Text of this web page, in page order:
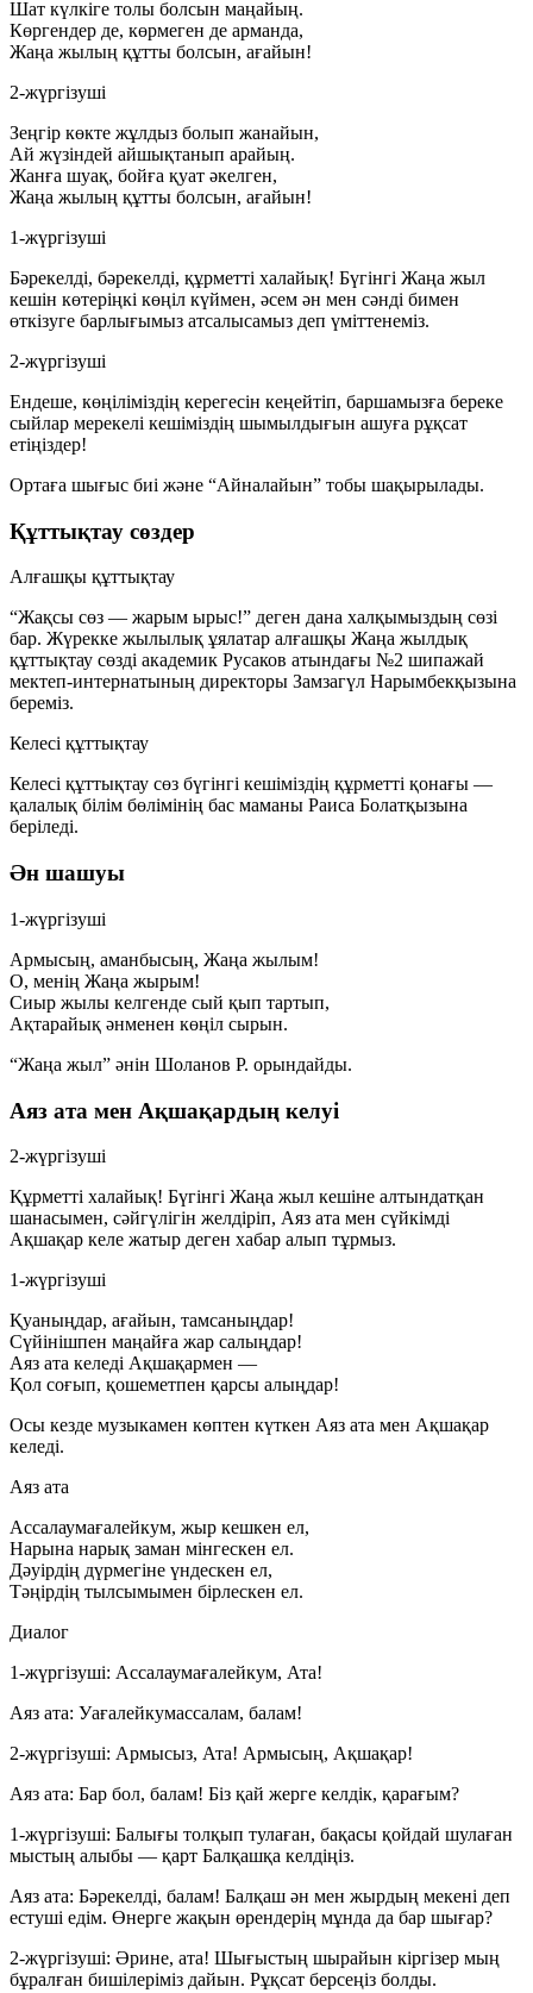
Шат күлкіге толы болсын маңайың.
Көргендер де, көрмеген де арманда,
Жаңа жылың құтты болсын, ағайын!
2-жүргізуші
Зеңгір көкте жұлдыз болып жанайын,
Ай жүзіндей айшықтанып арайың.
Жанға шуақ, бойға қуат әкелген,
Жаңа жылың құтты болсын, ағайын!
1-жүргізуші
Бәрекелді, бәрекелді, құрметті халайық! Бүгінгі Жаңа жыл
кешін көтеріңкі көңіл күймен, әсем ән мен сәнді бимен
өткізуге барлығымыз атсалысамыз деп үміттенеміз.
2-жүргізуші
Ендеше, көңіліміздің керегесін кеңейтіп, баршамызға береке
сыйлар мерекелі кешіміздің шымылдығын ашуға рұқсат
етіңіздер!
Ортаға шығыс биі және “Айналайын” тобы шақырылады.
Құттықтау сөздер
Алғашқы құттықтау
“Жақсы сөз — жарым ырыс!” деген дана халқымыздың сөзі
бар. Жүрекке жылылық ұялатар алғашқы Жаңа жылдық
құттықтау сөзді академик Русаков атындағы №2 шипажай
мектеп-интернатының директоры Замзагүл Нарымбекқызына
береміз.
Келесі құттықтау
Келесі құттықтау сөз бүгінгі кешіміздің құрметті қонағы —
қалалық білім бөлімінің бас маманы Раиса Болатқызына
беріледі.
Ән шашуы
1-жүргізуші
Армысың, аманбысың, Жаңа жылым!
О, менің Жаңа жырым!
Сиыр жылы келгенде сый қып тартып,
Ақтарайық әнменен көңіл сырын.
“Жаңа жыл” әнін Шоланов Р. орындайды.
Аяз ата мен Ақшақардың келуі
2-жүргізуші
Құрметті халайық! Бүгінгі Жаңа жыл кешіне алтындатқан
шанасымен, сәйгүлігін желдіріп, Аяз ата мен сүйкімді
Ақшақар келе жатыр деген хабар алып тұрмыз.
1-жүргізуші
Қуаныңдар, ағайын, тамсаныңдар!
Сүйінішпен маңайға жар салыңдар!
Аяз ата келеді Ақшақармен —
Қол соғып, қошеметпен қарсы алыңдар!
Осы кезде музыкамен көптен күткен Аяз ата мен Ақшақар
келеді.
Аяз ата
Ассалаумағалейкум, жыр кешкен ел,
Нарына нарық заман мінгескен ел.
Дәуірдің дүрмегіне үндескен ел,
Тәңірдің тылсымымен бірлескен ел.
Диалог
1-жүргізуші: Ассалаумағалейкум, Ата!
Аяз ата: Уағалейкумассалам, балам!
2-жүргізуші: Армысыз, Ата! Армысың, Ақшақар!
Аяз ата: Бар бол, балам! Біз қай жерге келдік, қарағым?
1-жүргізуші: Балығы толқып тулаған, бақасы қойдай шулаған
мыстың алыбы — қарт Балқашқа келдіңіз.
Аяз ата: Бәрекелді, балам! Балқаш ән мен жырдың мекені деп
естуші едім. Өнерге жақын өрендерің мұнда да бар шығар?
2-жүргізуші: Әрине, ата! Шығыстың шырайын кіргізер мың
бұралған бишілеріміз дайын. Рұқсат берсеңіз болды.